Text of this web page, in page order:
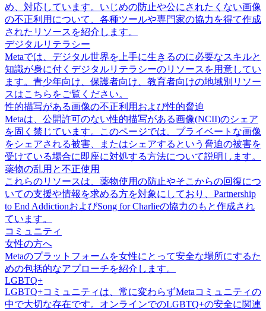
め、対応しています。いじめの防止や公にされたくない画像
の不正利用について、各種ツールや専門家の協力を得て作成
されたリソースを紹介します。
デジタルリテラシー
Metaでは、デジタル世界を上手に生きるのに必要なスキルと
知識が身に付くデジタルリテラシーのリソースを用意してい
ます。青少年向け、保護者向け、教育者向けの地域別リソー
スはこちらをご覧ください。
性的描写がある画像の不正利用および性的脅迫
Metaは、公開許可のない性的描写がある画像(NCII)のシェア
を固く禁じています。このページでは、プライベートな画像
をシェアされる被害、またはシェアするという脅迫の被害を
受けている場合に即座に対処する方法について説明します。
薬物の乱用と不正使用
これらのリソースは、薬物使用の防止やそこからの回復につ
いての支援や情報を求める方を対象にしており、Partnership
to End AddictionおよびSong for Charlieの協力のもと作成され
ています。
コミュニティ
女性の方へ
Metaのプラットフォームを女性にとって安全な場所にするた
めの包括的なアプローチを紹介します。
LGBTQ+
LGBTQ+コミュニティは、常に変わらずMetaコミュニティの
中で大切な存在です。オンラインでのLGBTQ+の安全に関連